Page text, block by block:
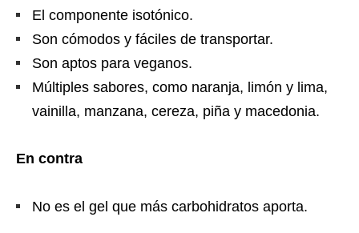
El componente isotónico.
Son cómodos y fáciles de transportar.
Son aptos para veganos.
Múltiples sabores, como naranja, limón y lima,
vainilla, manzana, cereza, piña y macedonia.
En contra
No es el gel que más carbohidratos aporta.